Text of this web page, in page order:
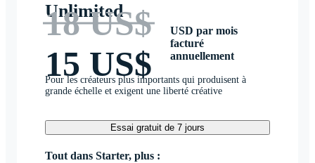
Unlimited
18 US$
15 US$
USD par mois
facturé
annuellement
Pour les créateurs plus importants qui produisent à
grande échelle et exigent une liberté créative
Essai gratuit de 7 jours
Tout dans Starter, plus :